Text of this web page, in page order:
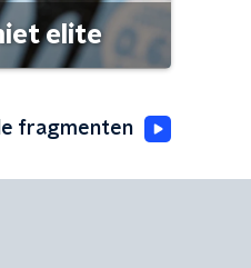
elite
fragmenten